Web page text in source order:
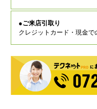
●ご来店引取り
クレジットカード・現金で